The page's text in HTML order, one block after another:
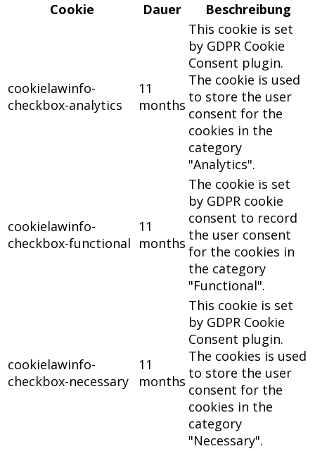
Cookie
Dauer Beschreibung
cookielawinfo-
checkbox-analytics
11
months
This cookie is set
by GDPR Cookie
Consent plugin.
The cookie is used
to store the user
consent for the
cookies in the
category
"Analytics".
cookielawinfo-
checkbox-functional
11
months
The cookie is set
by GDPR cookie
consent to record
the user consent
for the cookies in
the category
"Functional".
cookielawinfo-
checkbox-necessary
11
months
This cookie is set
by GDPR Cookie
Consent plugin.
The cookies is used
to store the user
consent for the
cookies in the
category
"Necessary".